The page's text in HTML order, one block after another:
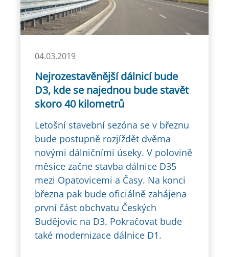
04.03.2019
Nejrozestavěnější dálnicí bude
D3, kde se najednou bude stavět
skoro 40 kilometrů
Letošní stavební sezóna se v březnu
bude postupně rozjíždět dvěma
novými dálničními úseky. V polovině
měsíce začne stavba dálnice D35
mezi Opatovicemi a Časy. Na konci
března pak bude oficiálně zahájena
první část obchvatu Českých
Budějovic na D3. Pokračovat bude
také modernizace dálnice D1.